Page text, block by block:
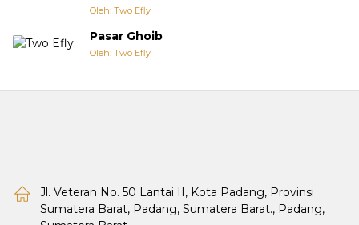
Oleh: Two Efly
Pasar Ghoib
Oleh: Two Efly
Jl. Veteran No. 50 Lantai II, Kota Padang, Provinsi
Sumatera Barat, Padang, Sumatera Barat., Padang,